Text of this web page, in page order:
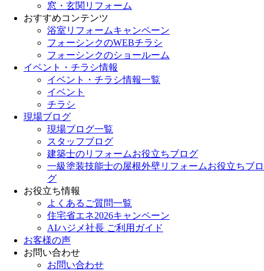
窓・玄関リフォーム
おすすめコンテンツ
浴室リフォームキャンペーン
フォーシンクのWEBチラシ
フォーシンクのショールーム
イベント・チラシ情報
イベント・チラシ情報一覧
イベント
チラシ
現場ブログ
現場ブログ一覧
スタッフブログ
建築士のリフォームお役立ちブログ
一級塗装技能士の屋根外壁リフォームお役立ちブロ
グ
お役立ち情報
よくあるご質問一覧
住宅省エネ2026キャンペーン
AIハジメ社長 ご利用ガイド
お客様の声
お問い合わせ
お問い合わせ